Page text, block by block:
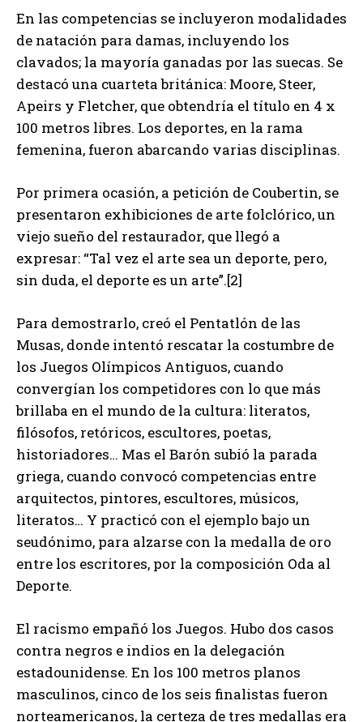
En las competencias se incluyeron modalidades
de natación para damas, incluyendo los
clavados; la mayoría ganadas por las suecas. Se
destacó una cuarteta británica: Moore, Steer,
Apeirs y Fletcher, que obtendría el título en 4 x
100 metros libres. Los deportes, en la rama
femenina, fueron abarcando varias disciplinas.
Por primera ocasión, a petición de Coubertin, se
presentaron exhibiciones de arte folclórico, un
viejo sueño del restaurador, que llegó a
expresar: “Tal vez el arte sea un deporte, pero,
sin duda, el deporte es un arte”.[2]
Para demostrarlo, creó el Pentatlón de las
Musas, donde intentó rescatar la costumbre de
los Juegos Olímpicos Antiguos, cuando
convergían los competidores con lo que más
brillaba en el mundo de la cultura: literatos,
filósofos, retóricos, escultores, poetas,
historiadores… Mas el Barón subió la parada
griega, cuando convocó competencias entre
arquitectos, pintores, escultores, músicos,
literatos… Y practicó con el ejemplo bajo un
seudónimo, para alzarse con la medalla de oro
entre los escritores, por la composición Oda al
Deporte.
El racismo empañó los Juegos. Hubo dos casos
contra negros e indios en la delegación
estadounidense. En los 100 metros planos
masculinos, cinco de los seis finalistas fueron
norteamericanos, la certeza de tres medallas era